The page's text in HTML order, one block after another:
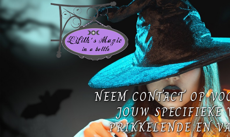
NEEM CONTACT OP
JOUW SPECIFIEKE
PRIKKELENDE EN